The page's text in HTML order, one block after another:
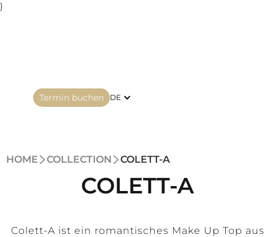
}
Termin buchen DE
HOME COLLECTION COLETT-A
COLETT-A
Colett-A ist ein romantisches Make Up Top aus